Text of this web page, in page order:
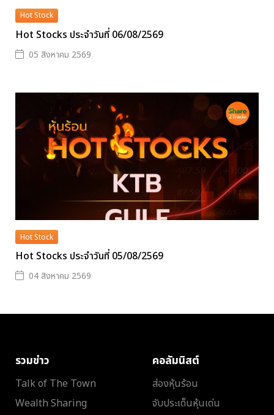
Hot Stock
Hot Stocks ประจำวันที่ 06/08/2569
05 สิงหาคม 2569
Hot Stock
Hot Stocks ประจำวันที่ 05/08/2569
04 สิงหาคม 2569
รวมข่าว
Talk of The Town
Wealth Sharing
คอลัมนิสต์
ส่องหุ้นร้อน
จับประเด็นหุ้นเด่น